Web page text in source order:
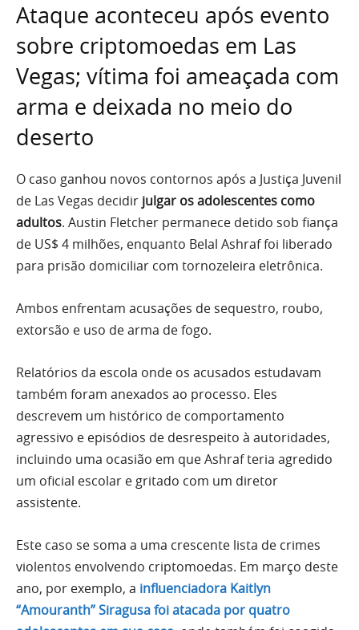
Ataque aconteceu após evento
sobre criptomoedas em Las
Vegas; vítima foi ameaçada com
arma e deixada no meio do
deserto
O caso ganhou novos contornos após a Justiça Juvenil
de Las Vegas decidir julgar os adolescentes como
adultos. Austin Fletcher permanece detido sob fiança
de US$ 4 milhões, enquanto Belal Ashraf foi liberado
para prisão domiciliar com tornozeleira eletrônica.
Ambos enfrentam acusações de sequestro, roubo,
extorsão e uso de arma de fogo.
Relatórios da escola onde os acusados estudavam
também foram anexados ao processo. Eles
descrevem um histórico de comportamento
agressivo e episódios de desrespeito à autoridades,
incluindo uma ocasião em que Ashraf teria agredido
um oficial escolar e gritado com um diretor
assistente.
Este caso se soma a uma crescente lista de crimes
violentos envolvendo criptomoedas. Em março deste
ano, por exemplo, a influenciadora Kaitlyn
“Amouranth” Siragusa foi atacada por quatro